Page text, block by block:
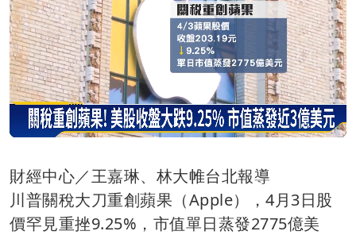
財經中心／王嘉琳、林大帷台北報導
川普關稅大刀重創蘋果（Apple），4月3日股
價罕見重挫9.25%，市值單日蒸發2775億美